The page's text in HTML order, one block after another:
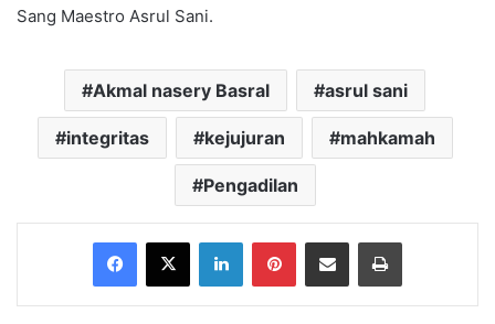
Sang Maestro Asrul Sani.
Akmal nasery Basral asrul sani
integritas kejujuran mahkamah
Pengadilan
Facebook
X LinkedInPinterestShare via Email Print